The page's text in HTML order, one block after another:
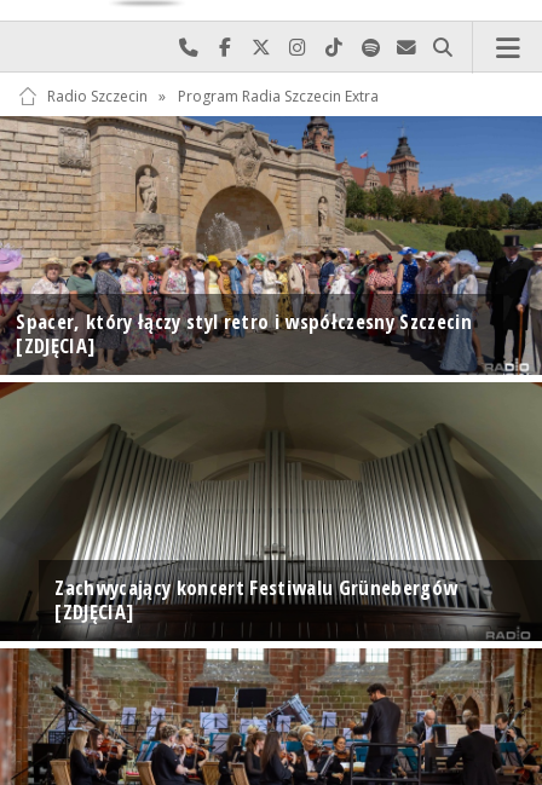
Najlepiej po prostu do nas zadzwoń
Odwiedź nas na Facebook-u
Odwiedź nas na X
Odwiedź nas na Instagram-ie
Odwiedź nas na TikTok-u
Szukaj nas na Spotify
Wyślij do nas
Szukaj
Radio Szczecin » Program Radia Szczecin Extra
Spacer, który łączy styl retro i współczesny Szczecin
[ZDJĘCIA]
Zachwycający koncert Festiwalu Grünebergów
[ZDJĘCIA]